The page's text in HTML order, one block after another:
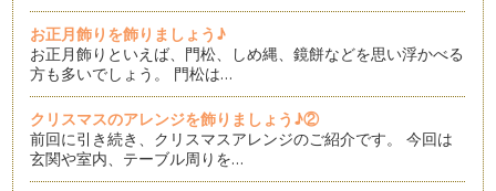
お正月飾りを飾りましょう♪
お正月飾りといえば、門松、しめ縄、鏡餅などを思い浮かべる
方も多いでしょう。 門松は…
クリスマスのアレンジを飾りましょう♪②
前回に引き続き、クリスマスアレンジのご紹介です。 今回は
玄関や室内、テーブル周りを…